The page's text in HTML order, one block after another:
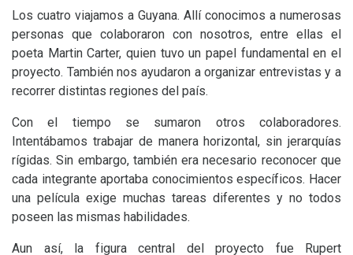
Los cuatro viajamos a Guyana. Allí conocimos a numerosas
personas que colaboraron con nosotros, entre ellas el
poeta Martin Carter, quien tuvo un papel fundamental en el
proyecto. También nos ayudaron a organizar entrevistas y a
recorrer distintas regiones del país.
Con el tiempo se sumaron otros colaboradores.
Intentábamos trabajar de manera horizontal, sin jerarquías
rígidas. Sin embargo, también era necesario reconocer que
cada integrante aportaba conocimientos específicos. Hacer
una película exige muchas tareas diferentes y no todos
poseen las mismas habilidades.
Aun así, la figura central del proyecto fue Rupert